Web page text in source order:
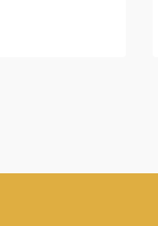
ス、医療機